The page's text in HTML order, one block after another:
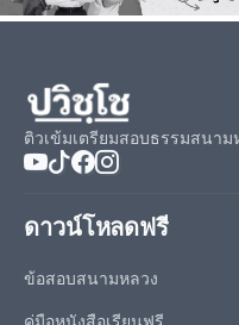
ติวเข้มเตรียมสอบธรรมสนา
ดาวน์โหลดฟรี
ข้อสอบสนามหลวง